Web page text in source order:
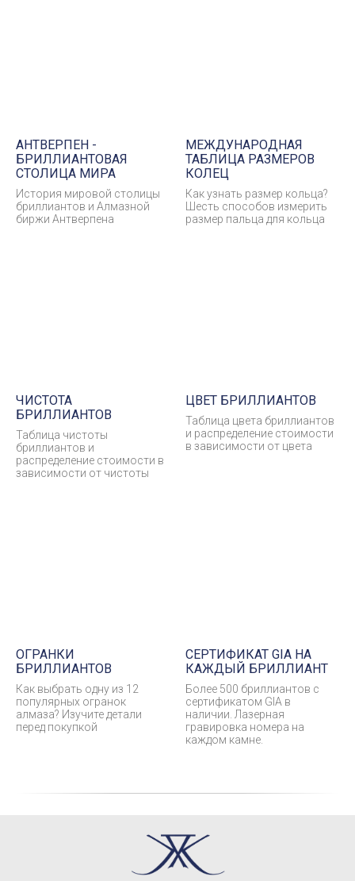
АНТВЕРПЕН -
БРИЛЛИАНТОВАЯ
СТОЛИЦА МИРА
История мировой столицы
бриллиантов и Алмазной
биржи Антверпена
МЕЖДУНАРОДНАЯ
ТАБЛИЦА РАЗМЕРОВ
КОЛЕЦ
Как узнать размер кольца?
Шесть способов измерить
размер пальца для кольца
ЧИСТОТА
БРИЛЛИАНТОВ
Таблица чистоты
бриллиантов и
распределение стоимости в
зависимости от чистоты
ЦВЕТ БРИЛЛИАНТОВ
Таблица цвета бриллиантов
и распределение стоимости
в зависимости от цвета
ОГРАНКИ
БРИЛЛИАНТОВ
Как выбрать одну из 12
популярных огранок
алмаза? Изучите детали
перед покупкой
СЕРТИФИКАТ GIA НА
КАЖДЫЙ БРИЛЛИАНТ
Более 500 бриллиантов с
сертификатом GIA в
наличии. Лазерная
гравировка номера на
каждом камне.